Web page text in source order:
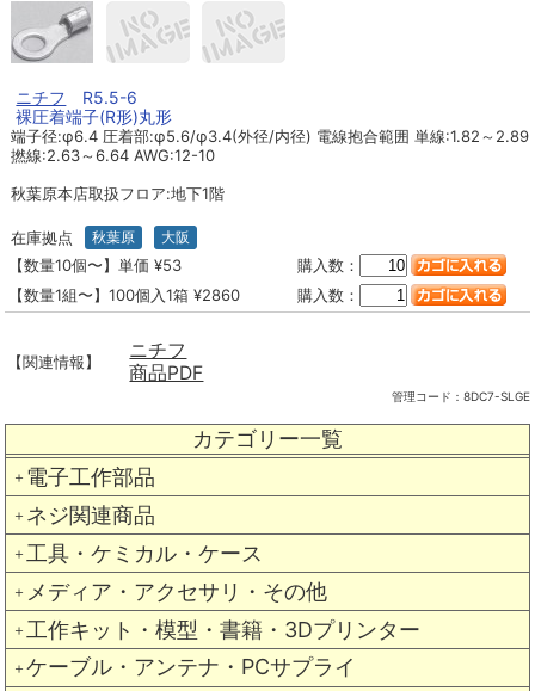
カテゴリー一覧
＋ 電子工作部品
＋ ネジ関連商品
＋ 工具・ケミカル・ケース
＋ メディア・アクセサリ・その他
＋ 工作キット・模型・書籍・3Dプリンター
＋ ケーブル・アンテナ・PCサプライ
ニチフ R5.5-6
裸圧着端子(R形)丸形
端子径:φ6.4 圧着部:φ5.6/φ3.4(外径/内径) 電線抱合範囲 単線:1.82～2.89
撚線:2.63～6.64 AWG:12-10
秋葉原本店取扱フロア:地下1階
在庫拠点 秋葉原 大阪
【数量10個〜】単価 ¥53
購入数：
【数量1組〜】100個入1箱 ¥2860
購入数：
【関連情報】
ニチフ
商品PDF
管理コード： 8DC7-SLGE